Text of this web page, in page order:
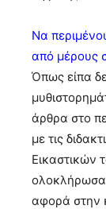
Να
από μέρους
Όπως είπα
άρθρα στο
με τις
Εικαστικών
ολοκλήρωσα
αφορά στην